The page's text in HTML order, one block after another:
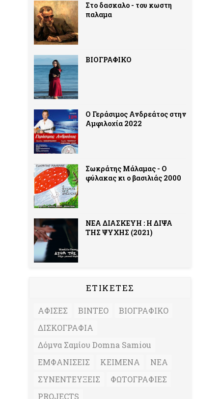
Στο δασκαλο - του κωστη
παλαμα
ΒΙΟΓΡΑΦΙΚΟ
Ο Γεράσιμος Ανδρεάτος στην
Αμφιλοχία 2022
Σωκράτης Μάλαμας - Ο
φύλακας κι ο βασιλιάς 2000
ΝΕΑ ΔΙΑΣΚΕΥΗ : Η ΔΙΨΑ
ΤΗΣ ΨΥΧΗΣ (2021)
ΕΤΙΚΕΤΕΣ
ΑΦΙΣΕΣ ΒΙΝΤΕΟ
ΒΙΟΓΡΑΦΙΚΟ
ΔΙΣΚΟΓΡΑΦΙΑ
Δόμνα Σαμίου Domna Samiou
ΕΜΦΑΝΙΣΕΙΣ
ΚΕΙΜΕΝΑ
ΝΕΑ
ΣΥΝΕΝΤΕΥΞΕΙΣ
ΦΩΤΟΓΡΑΦΙΕΣ
PROJECTS